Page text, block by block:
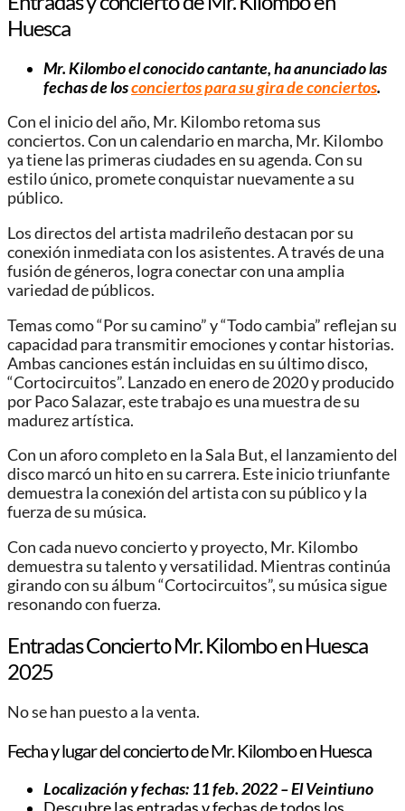
Huesca
Mr. Kilombo el conocido cantante, ha anunciado las
fechas de losconciertos para su gira de conciertos.
Con el inicio del año, Mr. Kilombo retoma sus
conciertos. Con un calendario en marcha, Mr. Kilombo
ya tiene las primeras ciudades en su agenda. Con su
estilo único, promete conquistar nuevamente a su
público.
Los directos del artista madrileño destacan por su
conexión inmediata con los asistentes. A través de una
fusión de géneros, logra conectar con una amplia
variedad de públicos.
Temas como “Por su camino” y “Todo cambia” reflejan su
capacidad para transmitir emociones y contar historias.
Ambas canciones están incluidas en su último disco,
“Cortocircuitos”. Lanzado en enero de 2020 y producido
por Paco Salazar, este trabajo es una muestra de su
madurez artística.
Con un aforo completo en la Sala But, el lanzamiento del
disco marcó un hito en su carrera. Este inicio triunfante
demuestra la conexión del artista con su público y la
fuerza de su música.
Con cada nuevo concierto y proyecto, Mr. Kilombo
demuestra su talento y versatilidad. Mientras continúa
girando con su álbum “Cortocircuitos”, su música sigue
resonando con fuerza.
Entradas Concierto Mr. Kilombo en Huesca
2025
No se han puesto a la venta.
Fecha y lugar del concierto de Mr. Kilombo en Huesca
Localización y fechas: 11 feb. 2022 – El Veintiuno